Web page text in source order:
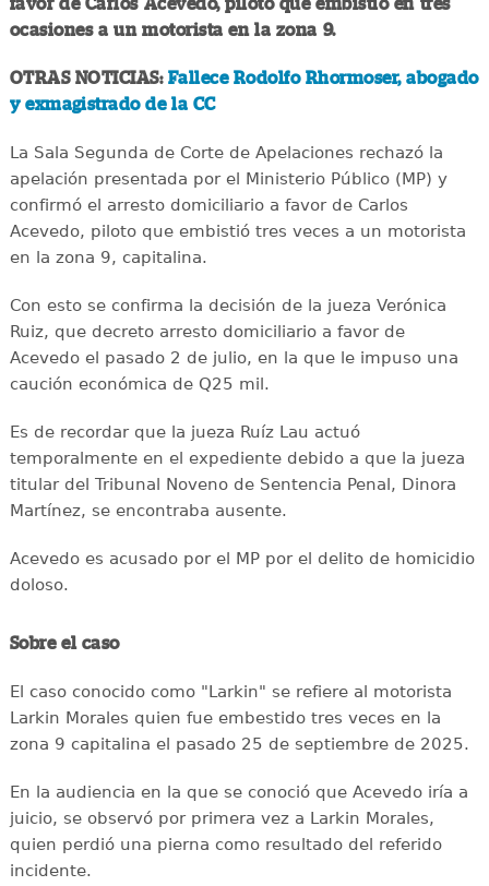
favor de Carlos Acevedo, piloto que embistió en tres
ocasiones a un motorista en la zona 9.
OTRAS NOTICIAS: Fallece Rodolfo Rhormoser, abogado
y exmagistrado de la CC
La Sala Segunda de Corte de Apelaciones rechazó la
apelación presentada por el Ministerio Público (MP) y
confirmó el arresto domiciliario a favor de Carlos
Acevedo, piloto que embistió tres veces a un motorista
en la zona 9, capitalina.
Con esto se confirma la decisión de la jueza Verónica
Ruiz, que decreto arresto domiciliario a favor de
Acevedo el pasado 2 de julio, en la que le impuso una
caución económica de Q25 mil.
Es de recordar que la jueza Ruíz Lau actuó
temporalmente en el expediente debido a que la jueza
titular del Tribunal Noveno de Sentencia Penal, Dinora
Martínez, se encontraba ausente.
Acevedo es acusado por el MP por el delito de homicidio
doloso.
Sobre el caso
El caso conocido como "Larkin" se refiere al motorista
Larkin Morales quien fue embestido tres veces en la
zona 9 capitalina el pasado 25 de septiembre de 2025.
En la audiencia en la que se conoció que Acevedo iría a
juicio, se observó por primera vez a Larkin Morales,
quien perdió una pierna como resultado del referido
incidente.